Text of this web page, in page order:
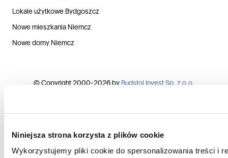
Niniejsza strona korzysta z plików cookie
Wykorzystujemy pliki cookie do spersonalizowania treści i
Lokale użytkowe Bydgoszcz
Nowe mieszkania Niemcz
Nowe domy Niemcz
© Copyright 2000-2026 by Budstol Invest Sp. z o.o.